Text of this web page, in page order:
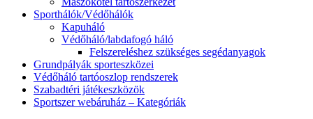
Sporthálók/Védőhálók
Kapuháló
Védőháló/labdafogó háló
Felszereléshez szükséges segédanyagok
Grundpályák sporteszközei
Védőháló tartóoszlop rendszerek
Szabadtéri játékeszközök
Sportszer webáruház – Kategóriák